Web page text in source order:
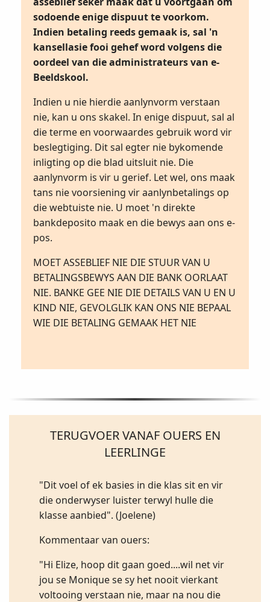
sodoende enige dispuut te voorkom.
Indien betaling reeds gemaak is, sal 'n
kansellasie fooi gehef word volgens die
oordeel van die administrateurs van e-
Beeldskool.
Indien u nie hierdie aanlynvorm verstaan
nie, kan u ons skakel. In enige dispuut, sal al
die terme en voorwaardes gebruik word vir
beslegtiging. Dit sal egter nie bykomende
inligting op die blad uitsluit nie. Die
aanlynvorm is vir u gerief. Let wel, ons maak
tans nie voorsiening vir aanlynbetalings op
die webtuiste nie. U moet 'n direkte
bankdeposito maak en die bewys aan ons e-
pos.
MOET ASSEBLIEF NIE DIE STUUR VAN U
BETALINGSBEWYS AAN DIE BANK OORLAAT
NIE. BANKE GEE NIE DIE DETAILS VAN U EN U
KIND NIE, GEVOLGLIK KAN ONS NIE BEPAAL
WIE DIE BETALING GEMAAK HET NIE
TERUGVOER VANAF OUERS EN
LEERLINGE
"Dit voel of ek basies in die klas sit en vir
die onderwyser luister terwyl hulle die
klasse aanbied". (Joelene)
Kommentaar van ouers:
"Hi Elize, hoop dit gaan goed....wil net vir
jou se Monique se sy het nooit vierkant
voltooing verstaan nie, maar na nou die